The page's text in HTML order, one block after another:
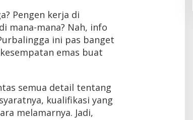
Pengen kerja di
mana-mana? Nah, info
ini pas banget
emas buat
semua detail tentang
kualifikasi yang
melamarnya. Jadi,